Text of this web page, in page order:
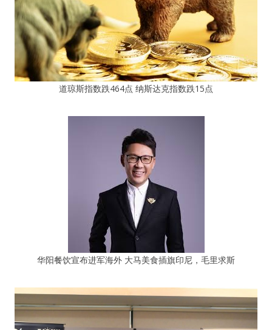
道琼斯指数跌464点 纳斯达克指数跌15点
华阳餐饮宣布进军海外 大马美食插旗印尼，毛里求斯